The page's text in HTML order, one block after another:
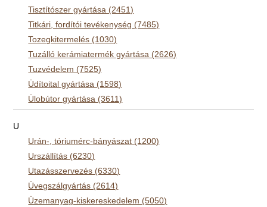
Tisztítószer gyártása (2451)
Titkári, fordítói tevékenység (7485)
Tozegkitermelés (1030)
Tuzálló kerámiatermék gyártása (2626)
Tuzvédelem (7525)
Üdítoital gyártása (1598)
Ülobútor gyártása (3611)
U
Urán-, tóriumérc-bányászat (1200)
Urszállítás (6230)
Utazásszervezés (6330)
Üvegszálgyártás (2614)
Üzemanyag-kiskereskedelem (5050)